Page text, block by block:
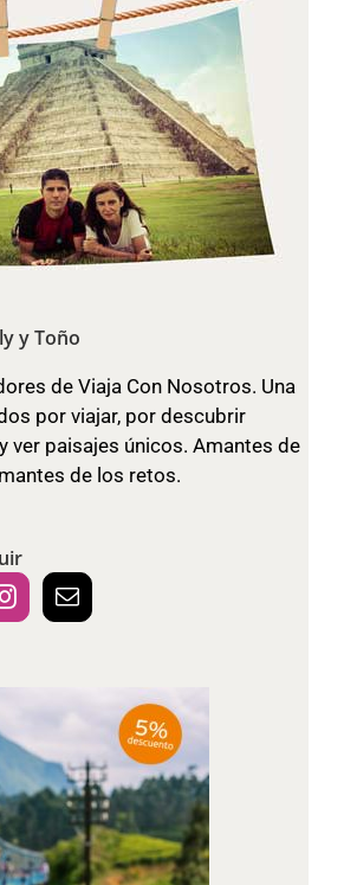
y Toño
de Viaja Con Nosotros. Una
por viajar, por descubrir
ver paisajes únicos. Amantes de
de los retos.